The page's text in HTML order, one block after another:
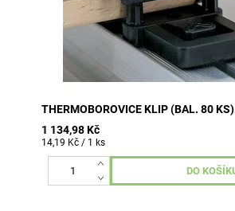
THERMOBOROVICE KLIP (BAL. 80 KS)
1 134,98 Kč
14,19 Kč / 1 ks